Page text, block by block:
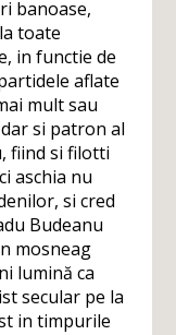
banoase,
toate
in functie de
aflate
mult sau
si patron al
fiind si filotti
aschia nu
si cred
Budeanu
mosneag
lumină ca
secular pe la
in timpurile